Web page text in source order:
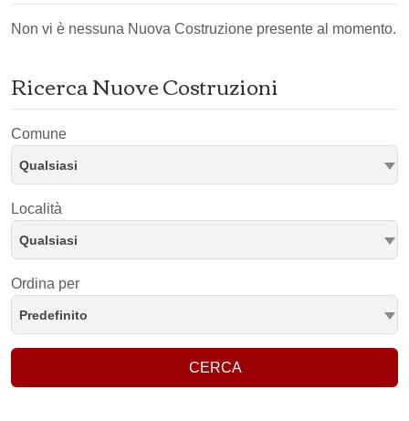
Non vi è nessuna Nuova Costruzione presente al momento.
Ricerca Nuove Costruzioni
Comune
Qualsiasi
Località
Qualsiasi
Ordina per
Predefinito
CERCA